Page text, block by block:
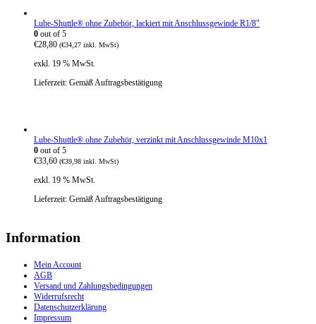
Lube-Shuttle® ohne Zubehör, lackiert mit Anschlussgewinde R1/8"
0 out of 5
€28,80 (€34,27 inkl. MwSt)
exkl. 19 % MwSt.
Lieferzeit: Gemäß Auftragsbestätigung
Lube-Shuttle® ohne Zubehör, verzinkt mit Anschlussgewinde M10x1
0 out of 5
€33,60 (€39,98 inkl. MwSt)
exkl. 19 % MwSt.
Lieferzeit: Gemäß Auftragsbestätigung
Information
Mein Account
AGB
Versand und Zahlungsbedingungen
Widerrufsrecht
Datenschutzerklärung
Impressum